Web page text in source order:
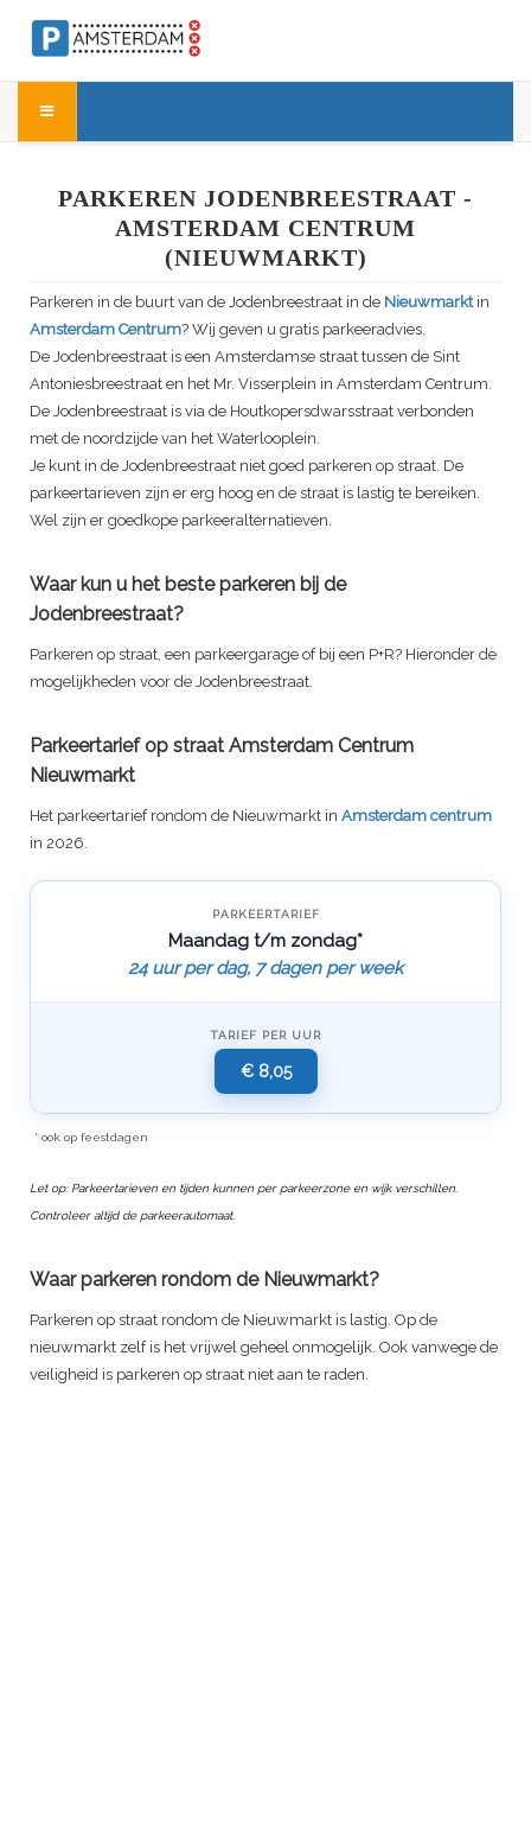
PARKEREN JODENBREESTRAAT -
AMSTERDAM CENTRUM
(NIEUWMARKT)
Parkeren in de buurt van de Jodenbreestraat in de Nieuwmarktin
Amsterdam Centrum? Wij geven u gratis parkeeradvies.
De Jodenbreestraat is een Amsterdamse straat tussen de Sint
Antoniesbreestraat en het Mr. Visserplein in Amsterdam Centrum.
De Jodenbreestraat is via de Houtkopersdwarsstraat verbonden
met de noordzijde van het Waterlooplein.
Je kunt in de Jodenbreestraat niet goed parkeren op straat. De
parkeertarieven zijn er erg hoog en de straat is lastig te bereiken.
Wel zijn er goedkope parkeeralternatieven.
Waar kun u het beste parkeren bij de
Jodenbreestraat?
Parkeren op straat, een parkeergarage of bij een P+R? Hieronder de
mogelijkheden voor de Jodenbreestraat.
Parkeertarief op straat Amsterdam Centrum
Nieuwmarkt
Het parkeertarief rondom de Nieuwmarkt in Amsterdam centrum
in 2026.
PARKEERTARIEF
Maandag t/m zondag*
24 uur per dag, 7 dagen per week
TARIEF PER UUR
€ 8,05
* ook op feestdagen
Let op: Parkeertarieven en tijden kunnen per parkeerzone en wijk verschillen.
Controleer altijd de parkeerautomaat.
Waar parkeren rondom de Nieuwmarkt?
Parkeren op straat rondom de Nieuwmarkt is lastig. Op de
nieuwmarkt zelf is het vrijwel geheel onmogelijk. Ook vanwege de
veiligheid is parkeren op straat niet aan te raden.